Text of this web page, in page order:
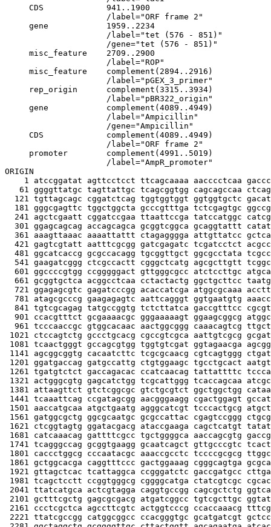
     CDS             941..1900
                     /label="ORF frame 2"
     gene            1959..2234
                     /label="tet (576 - 851)"
                     /gene="tet (576 - 851)"
     misc_feature    2709..2900
                     /label="ROP"
     misc_feature    complement(2894..2916)
                     /label="pGEX_3_primer"
     rep_origin      complement(3315..3934)
                     /label="pBR322_origin"
     gene            complement(4089..4949)
                     /label="Ampicillin"
                     /gene="Ampicillin"
     CDS             complement(4089..4949)
                     /label="ORF frame 2"
     promoter        complement(4991..5019)
                     /label="AmpR_promoter"
ORIGIN
1 atccggatat agttcctcct ttcagcaaaa aacccctcaa
61 ggggttatgc tagttattgc tcagcggtgg cagcagccaa
121 tgttagcagc cggatctcag tggtggtggt ggtggtgctc
181 gggcgagttc tggctggcta gcccgtttga tctcgagtgc
241 agctcgaatt cggatccgaa ttaattccga tatccatggc
301 ggagcagcag accagcagca gcggtcggca gcaggtattt
361 aaagttaaac aaaattattt ctagagggga attgttatcc
421 gagtcgtatt aatttcgcgg gatcgagatc tcgatcctct
481 ggcatcaccg gcgccacagg tgcggttgct ggcgcctata
541 gaagatcggg ctcgccactt cgggctcatg agcgcttgtt
601 ggccccgtgg ccgggggact gttgggcgcc atctccttgc
661 gcggtgctca acggcctcaa cctactactg ggctgcttcc
721 ggagagcgtc gagatcccgg acaccatcga atggcgcaaa
781 atagcgcccg gaagagagtc aattcagggt ggtgaatgtg
841 tgtcgcagag tatgccggtg tctcttatca gaccgtttcc
901 ccacgtttct gcgaaaacgc gggaaaaagt ggaagcggcg
961 tcccaaccgc gtggcacaac aactggcggg caaacagtcg
1021 ctccagtctg gccctgcacg cgccgtcgca aattgtcgcg
1081 tcaactgggt gccagcgtgg tggtgtcgat ggtagaacga
1141 agcggcggtg cacaatcttc tcgcgcaacg cgtcagtggg
1201 ggatgaccag gatgccattg ctgtggaagc tgcctgcact
1261 tgatgtctct gaccagacac ccatcaacag tattattttc
1321 actgggcgtg gagcatctgg tcgcattggg tcaccagcaa
1381 attaagttct gtctcggcgc gtctgcgtct ggctggctgg
1441 tcaaattcag ccgatagcgg aacgggaagg cgactggagt
1501 aaccatgcaa atgctgaatg agggcatcgt tcccactgcg
1561 gatggcgctg ggcgcaatgc gcgccattac cgagtccggg
1621 ctcggtagtg ggatacgacg ataccgaaga cagctcatgt
1681 catcaaacag gattttcgcc tgctggggca aaccagcgtg
1741 tcagggccag gcggtgaagg gcaatcagct gttgcccgtc
1801 caccctggcg cccaatacgc aaaccgcctc tccccgcgcg
1861 gctggcacga caggtttccc gactggaaag cgggcagtga
1921 gttagctcac tcattaggca ccgggatctc gaccgatgcc
1981 tcagctcctt ccggtgggcg cggggcatga ctatcgtcgc
2041 ttatcatgca actcgtagga caggtgccgg cagcgctctg
2101 gctttcgctg gagcgcgacg atgatcggcc tgtcgcttgc
2161 ccctcgctca agccttcgtc actggtcccg ccaccaaacg
2221 ttatcgccgg catggcggcc ccacgggtgc gcatgatcgt